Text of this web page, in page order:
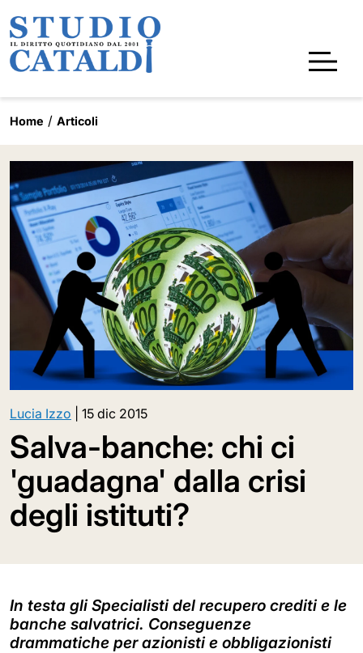
Home Articoli
Lucia Izzo 15 dic 2015
Salva-banche: chi ci
'guadagna' dalla crisi
degli istituti?
In testa gli Specialisti del recupero crediti e le
banche salvatrici. Conseguenze
drammatiche per azionisti e obbligazionisti